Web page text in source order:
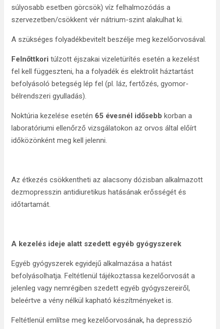
súlyosabb esetben görcsök) víz felhalmozódás a
szervezetben/csökkent vér nátrium-szint alakulhat ki.
A szükséges folyadékbevitelt beszélje meg kezelőorvosával.
Felnőttkori túlzott éjszakai vizeletürítés esetén a kezelést
fel kell függeszteni, ha a folyadék és elektrolit háztartást
befolyásoló betegség lép fel (pl. láz, fertőzés, gyomor-
bélrendszeri gyulladás).
Noktúria kezelése esetén 65 évesnél idősebb korban a
laboratóriumi ellenőrző vizsgálatokon az orvos által előírt
időközönként meg kell jelenni.
Az étkezés csökkentheti az alacsony dózisban alkalmazott
dezmopresszin antidiuretikus hatásának erősségét és
időtartamát.
A kezelés ideje alatt szedett egyéb gyógyszerek
Egyéb gyógyszerek egyidejű alkalmazása a hatást
befolyásolhatja. Feltétlenül tájékoztassa kezelőorvosát a
jelenleg vagy nemrégiben szedett egyéb gyógyszereiről,
beleértve a vény nélkül kapható készítményeket is.
Feltétlenül említse meg kezelőorvosának, ha depresszió